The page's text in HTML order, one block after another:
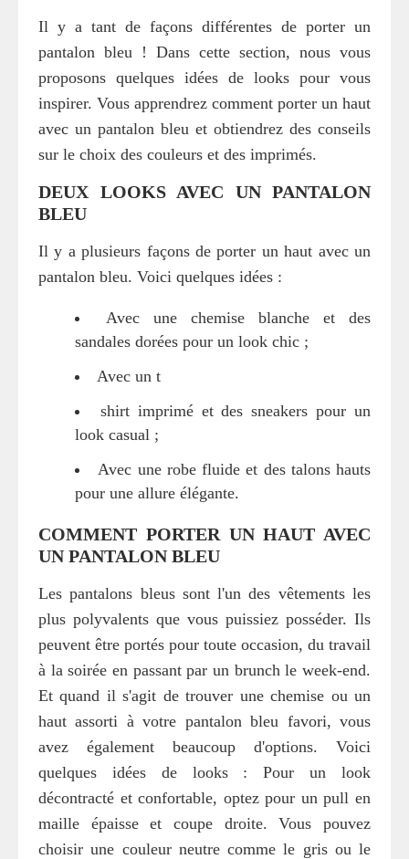
Il y a tant de façons différentes de porter un
pantalon bleu ! Dans cette section, nous vous
proposons quelques idées de looks pour vous
inspirer. Vous apprendrez comment porter un haut
avec un pantalon bleu et obtiendrez des conseils
sur le choix des couleurs et des imprimés.
DEUX LOOKS AVEC UN PANTALON
BLEU
Il y a plusieurs façons de porter un haut avec un
pantalon bleu. Voici quelques idées :
Avec une chemise blanche et des
sandales dorées pour un look chic ;
Avec un t
shirt imprimé et des sneakers pour un
look casual ;
Avec une robe fluide et des talons hauts
pour une allure élégante.
COMMENT PORTER UN HAUT AVEC
UN PANTALON BLEU
Les pantalons bleus sont l'un des vêtements les
plus polyvalents que vous puissiez posséder. Ils
peuvent être portés pour toute occasion, du travail
à la soirée en passant par un brunch le week-end.
Et quand il s'agit de trouver une chemise ou un
haut assorti à votre pantalon bleu favori, vous
avez également beaucoup d'options. Voici
quelques idées de looks : Pour un look
décontracté et confortable, optez pour un pull en
maille épaisse et coupe droite. Vous pouvez
choisir une couleur neutre comme le gris ou le